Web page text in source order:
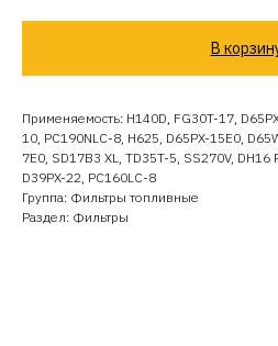
В
Применяемость: H140D, FG30T-17,
10, PC190NLC-8, H625, D65PX-15E0,
7E0, SD17B3 XL, TD35T-5, SS270V, DH16
D39PX-22, PC160LC-8
Группа: Фильтры топливные
Раздел: Фильтры